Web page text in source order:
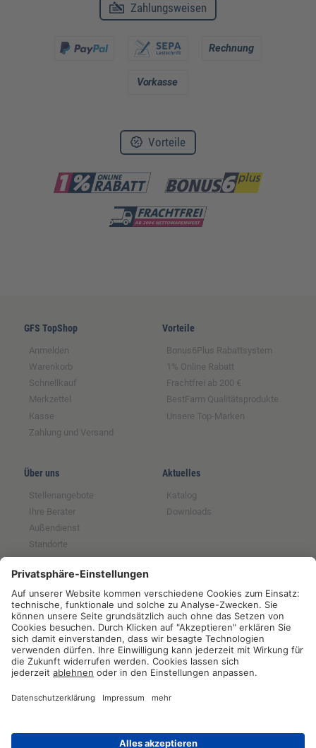
Zahlungsweisen
Vorteile
GFS TopShop
Anmelden
Warenkorb
Schnellkauf
Merkzettel
Kasse
Zahlung und Versand
Vorteile
Bonus6Plus Rabattsystem
1% Online Rabatt
Frachtfrei ab 200 €
BestFarm Qualitätsprodukte
Unsere Top-Marken
Über uns
Stellenangebote
Ihre Berater
Außendienst
Standorte
Magazin
Aktuelles
Katalog
Downloads
Partnerschaften
Tochter der GFS SCE
Mitglied im BRS
Partner der RUW
Partner der Qnetics
Rechtliches
Impressum
Datenschutz
Widerrufsrecht
AGB
Batterieentsorgung